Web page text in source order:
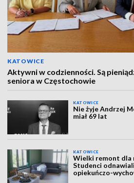
KATOWICE
Aktywni w codzienności. Są
seniora w Częstochowie
KATOWICE
Nie żyje Andrzej
miał 69 lat
KATOWICE
Wielki remont dla
Studenci
opiekuńczo-